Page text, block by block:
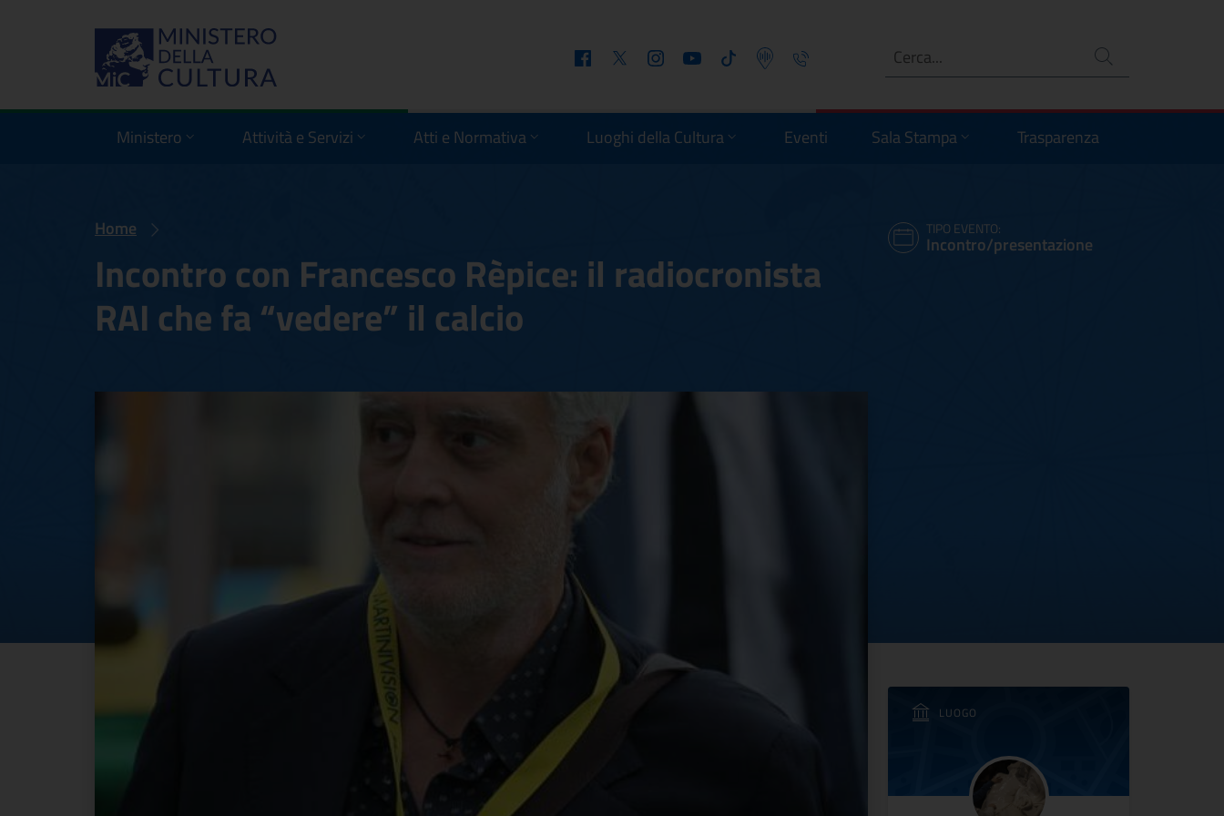
FacebookTwitter InstagramYoutube Tiktok Podcast Telefono Ricerca
Ministero Attività e Servizi Atti e Normativa Luoghi della Cultura Eventi Sala Stampa Trasparenza
Home
Incontro con Francesco Rèpice: il radiocronista
RAI che fa “vedere” il calcio
TIPO EVENTO:
Incontro/presentazione
Incontro con Francesco Rèpice: il radiocronista RAI che fa
LUOGO